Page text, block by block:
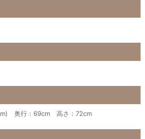
奥行：69cm 高さ：72cm